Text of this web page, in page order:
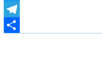
Twitter
Telegram